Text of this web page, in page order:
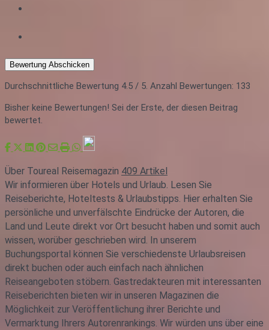
Bewertung Abschicken
Durchschnittliche Bewertung 4.5 / 5. Anzahl Bewertungen: 133
Bisher keine Bewertungen! Sei der Erste, der diesen Beitrag
bewertet.
Über Toureal Reisemagazin 409 Artikel
Wir informieren über Hotels und Urlaub. Lesen Sie
Reiseberichte, Hoteltests & Urlaubstipps. Hier erhalten Sie
persönliche und unverfälschte Eindrücke der Autoren, die
Land und Leute direkt vor Ort besucht haben und somit auch
wissen, worüber geschrieben wird. In unserem
Buchungsportal können Sie verschiedenste Urlaubsreisen
direkt buchen oder auch einfach nach ähnlichen
Reiseangeboten stöbern. Gastredakteuren mit interessanten
Reiseberichten bieten wir in unseren Magazinen die
Möglichkeit zur Veröffentlichung ihrer Berichte und
Vermarktung Ihrers Autorenrankings. Wir würden uns über eine